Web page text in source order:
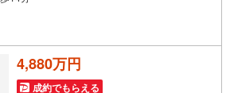
4,880万円
成約でもらえる